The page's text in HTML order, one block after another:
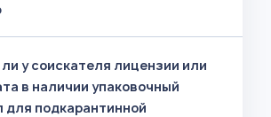
у соискателя лицензии или
в наличии упаковочный
для подкарантинной